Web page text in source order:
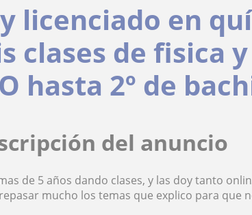
licenciado en
clases de fisica
hasta 2º de
del anuncio
de 5 años dando clases, y las doy tanto
mucho los temas que explico para que